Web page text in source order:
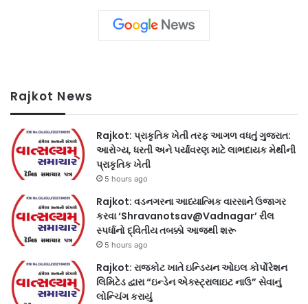
Rajkot News
Rajkot: પ્રાકૃતિક ખેતી તરફ આગળ વધતું ગુજરાત:
આરોગ્ય, ધરતી અને પર્યાવરણ માટે લાભદાયક મેથીની
પ્રાકૃતિક ખેતી
5 hours ago
Rajkot: વડનગરના આધ્યાત્મિક વારસાને ઉજાગર
કરવા ‘Shravanotsav@Vadnagar’ રીલ
સ્પર્ધાનો દ્વિતીય તબક્કો આજથી શરૂ
5 hours ago
Rajkot: રાજકોટ ખાતે ઇન્ડિયન ઓઇલ કોર્પોરેશન
લિમિટેડ દ્વારા “ઇન્ડેન એક્સ્ટ્રાલાઇટ નાઉ” સેવાનું
લોન્ચિંગ કરાયું